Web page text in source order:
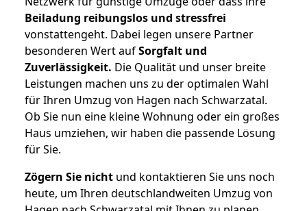
Beiladung reibungslos und stressfrei
vonstattengeht. Dabei legen unsere Partner
besonderen Wert aufSorgfalt und
Zuverlässigkeit. Die Qualität und unser breite
Leistungen machen uns zu der optimalen Wahl
für Ihren Umzug von Hagen nach Schwarzatal.
Ob Sie nun eine kleine Wohnung oder ein großes
Haus umziehen, wir haben die passende Lösung
für Sie.
Zögern Sie nicht und kontaktieren Sie uns noch
heute, um Ihren deutschlandweiten Umzug von